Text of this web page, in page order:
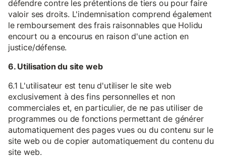
défendre contre les prétentions de tiers ou pour faire
valoir ses droits. L'indemnisation comprend également
le remboursement des frais raisonnables que Holidu
encourt ou a encourus en raison d'une action en
justice/défense.
6. Utilisation du site web
6.1 L'utilisateur est tenu d'utiliser le site web
exclusivement à des fins personnelles et non
commerciales et, en particulier, de ne pas utiliser de
programmes ou de fonctions permettant de générer
automatiquement des pages vues ou du contenu sur le
site web ou de copier automatiquement du contenu du
site web.